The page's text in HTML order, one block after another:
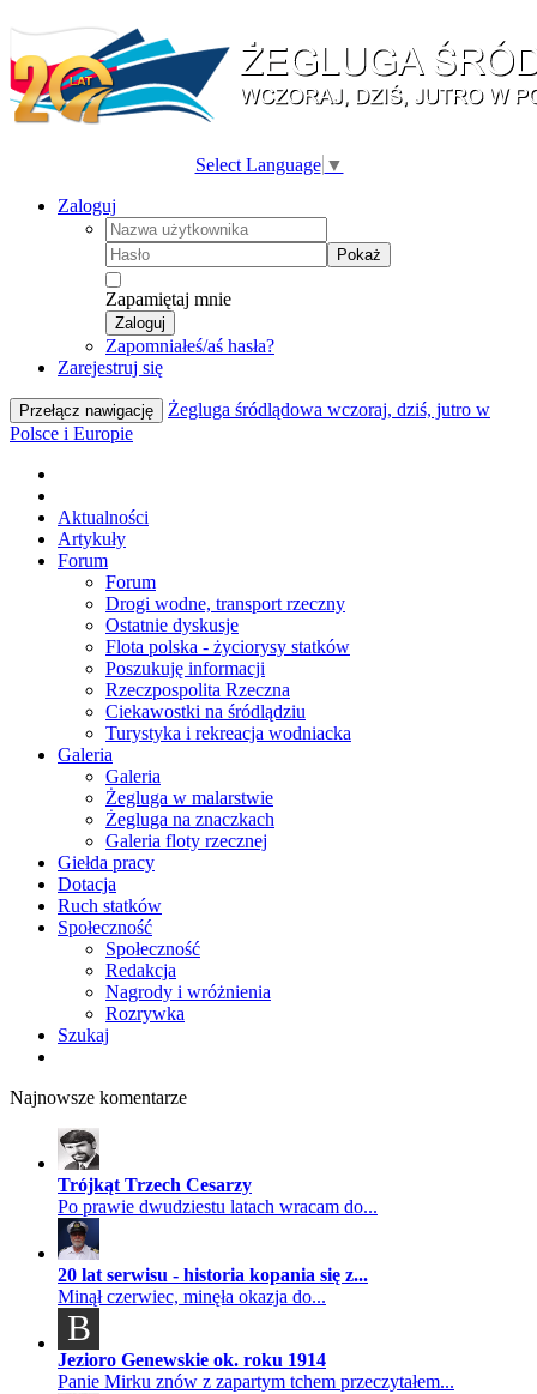
Select Language ▼
Zaloguj
Pokaż
Zapamiętaj mnie
Zaloguj
Zapomniałeś/aś hasła?
Zarejestruj się
Przełącz nawigację
Żegluga śródlądowa wczoraj, dziś, jutro w
Polsce i Europie
Aktualności
Artykuły
Forum
Forum
Drogi wodne, transport rzeczny
Ostatnie dyskusje
Flota polska - życiorysy statków
Poszukuję informacji
Rzeczpospolita Rzeczna
Ciekawostki na śródlądziu
Turystyka i rekreacja wodniacka
Galeria
Galeria
Żegluga w malarstwie
Żegluga na znaczkach
Galeria floty rzecznej
Giełda pracy
Dotacja
Ruch statków
Społeczność
Społeczność
Redakcja
Nagrody i wróżnienia
Rozrywka
Szukaj
Najnowsze komentarze
Trójkąt Trzech Cesarzy
Po prawie dwudziestu latach wracam do...
20 lat serwisu - historia kopania się z...
Minął czerwiec, minęła okazja do...
B
Jezioro Genewskie ok. roku 1914
Panie Mirku znów z zapartym tchem przeczytałem...